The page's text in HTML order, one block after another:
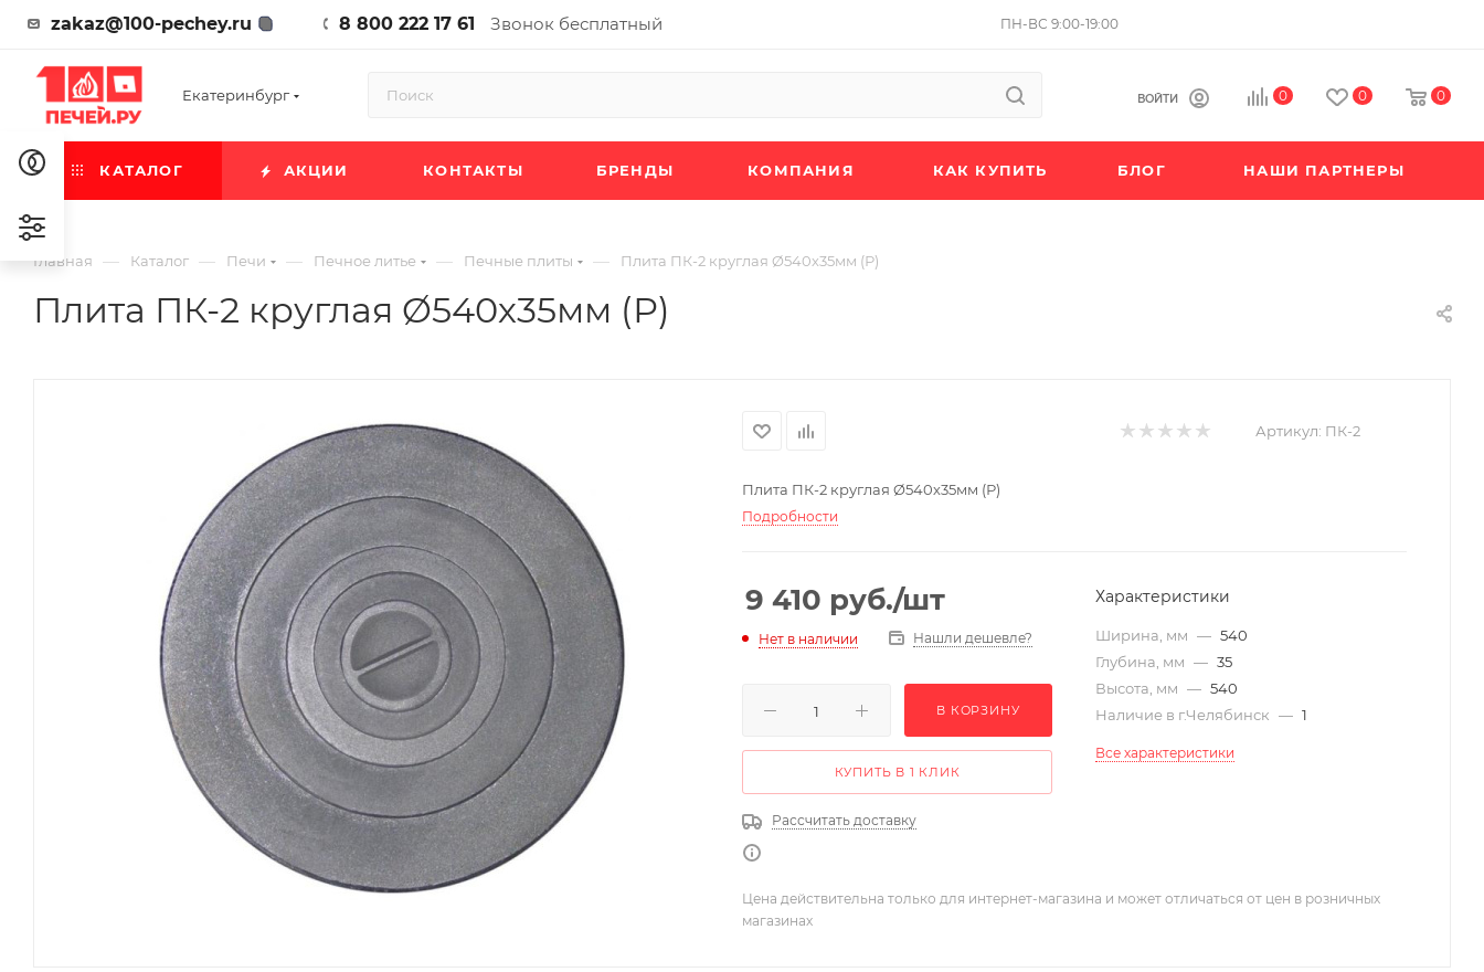
zakaz@100-pechey.ru 8 800 222 17 61 Звонок бесплатный ПН-ВС 9:00-19:00
Екатеринбург ВОЙТИ 0 0 0
КАТАЛОГ АКЦИИ КОНТАКТЫ БРЕНДЫ КОМПАНИЯ КАК КУПИТЬ БЛОГ НАШИ ПАРТНЕРЫ
Главная — Каталог — Печи — Печное литье — Печные плиты — Плита ПК-2 круглая Ø540х35мм (Р)
Плита ПК-2 круглая Ø540х35мм (Р)
Артикул: ПК-2
Плита ПК-2 круглая Ø540х35мм (Р)
Подробности
9 410 руб./шт
Нет в наличии Нашли дешевле?
В КОРЗИНУ
КУПИТЬ В 1 КЛИК
Рассчитать доставку
Характеристики
Ширина, мм — 540
Глубина, мм — 35
Высота, мм — 540
Наличие в г.Челябинск — 1
Все характеристики
Цена действительна только для интернет-магазина и может отличаться от цен в розничных
магазинах